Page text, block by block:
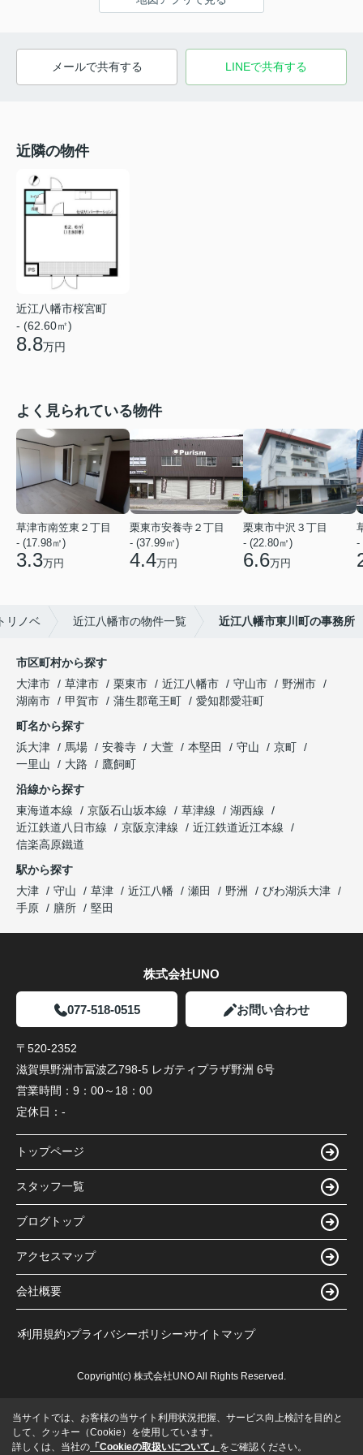
メールで共有する LINEで共有する
近隣の物件
近江八幡市桜宮町
- (62.60㎡)
8.8万円
よく見られている物件
草津市南笠東２丁目
- (17.98㎡)
3.3万円
栗東市安養寺２丁目
- (37.99㎡)
4.4万円
栗東市中沢３丁目
- (22.80㎡)
6.6万円
-
リノベ 近江八幡市の物件一覧 近江八幡市東川町の事務所
市区町村から探す
大津市
草津市 栗東市 近江八幡市 守山市
野洲市
湖南市
甲賀市 蒲生郡竜王町
愛知郡愛荘町
町名から探す
浜大津
馬場 安養寺 大萱 本堅田 守山
京町
一里山
大路
鷹飼町
沿線から探す
東海道本線
京阪石山坂本線 草津線
湖西線
近江鉄道八日市線
京阪京津線
近江鉄道近江本線
信楽高原鐵道
駅から探す
大津
守山 草津 近江八幡 瀬田 野洲
びわ湖浜大津
手原
膳所 堅田
株式会社UNO
077-518-0515 お問い合わせ
〒520-2352
滋賀県野洲市冨波乙798-5 レガティプラザ野洲 6号
営業時間： 9：00～18：00
定休日： -
トップページ
スタッフ一覧
ブログトップ
アクセスマップ
会社概要
利用規約 プライバシーポリシー サイトマップ
Copyright(c) 株式会社UNO All Rights Reserved.
当サイトでは、お客様の当サイト利用状況把握、サービス向上検討を目的と
して、クッキー（Cookie）を使用しています。
詳しくは、当社の 「Cookieの取扱いについて」 をご確認ください。